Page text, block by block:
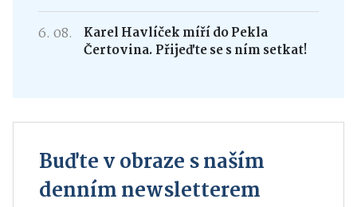
6. 08.
Karel Havlíček míří do Pekla
Čertovina. Přijeďte se s ním setkat!
Buďte v obraze s naším
denním newsletterem